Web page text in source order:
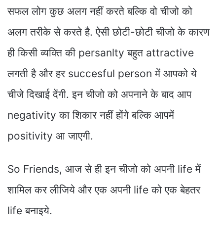
सफल लोग कुछ अलग नहीं करते बल्कि वो चीजो को
अलग तरीके से करते है. ऐसी छोटी-छोटी चीजो के कारण
ही किसी व्यक्ति की persanlty बहुत attractive
लगती है और हर succesful person में आपको ये
चीजे दिखाई देंगी. इन चीजो को अपनाने के बाद आप
negativity का शिकार नहीं होंगे बल्कि आपमें
positivity आ जाएगी.
So Friends, आज से ही इन चीजो को अपनी life में
शामिल कर लीजिये और एक अपनी life को एक बेहतर
life बनाइये.